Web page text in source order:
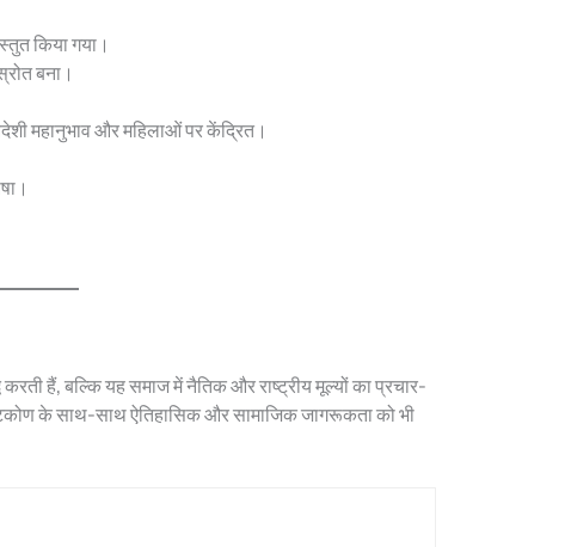
किया गया।
बना।
महानुभाव और महिलाओं पर केंद्रित।
करती हैं, बल्कि यह समाज में नैतिक और राष्ट्रीय मूल्यों का प्रचार-
के साथ-साथ ऐतिहासिक और सामाजिक जागरूकता को भी